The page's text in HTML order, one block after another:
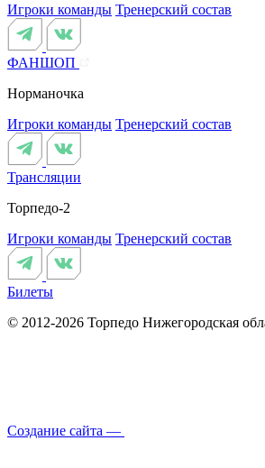
Игроки команды Тренерский состав
ФАНШОП
Норманочка
Игроки команды Тренерский состав
Трансляции
Торпедо-2
Игроки команды Тренерский состав
Билеты
© 2012-2026 Торпедо Нижегородская
Создание сайта —